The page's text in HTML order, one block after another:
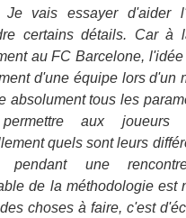
Je vais essayer d'aider
certains détails. Car à
au FC Barcelone,
d'une équipe lors d'un
absolument tous les
aux joueurs
quels sont leurs
pendant une
de la méthodologie est
choses à faire, c'est